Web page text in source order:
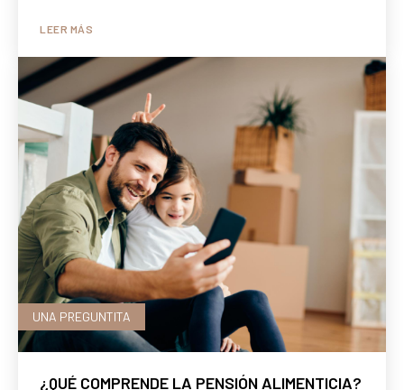
LEER MÁS
UNA PREGUNTITA
¿QUÉ COMPRENDE LA PENSIÓN ALIMENTICIA?